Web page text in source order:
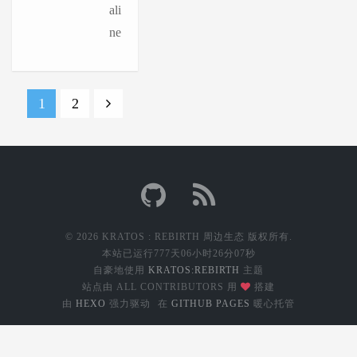
ali
ne
1 2
© 2026 KRATOS : REBIRTH 周边生态 版权所有.
本站已运行 777天06小时26分07秒
自豪地使用 KRATOS:REBIRTH 主题
站点由 ALL CONTRIBUTORS 用
搭建
由 HEXO 强力驱动 在 GITHUB PAGES 暖心托管